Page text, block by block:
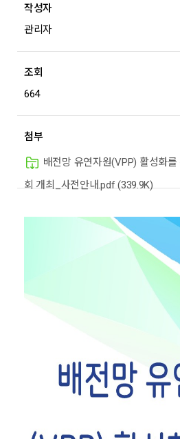
작성자
관리자
조회
664
첨부
배전망 유연자원(VPP) 활성화
회 개최_사전안내.pdf (339.9K)